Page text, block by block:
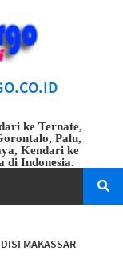
ke Ternate,
Palu,
Kendari ke
di Indonesia.
MAKASSAR